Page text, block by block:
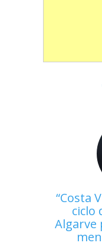
Costa
ciclo
Algarve